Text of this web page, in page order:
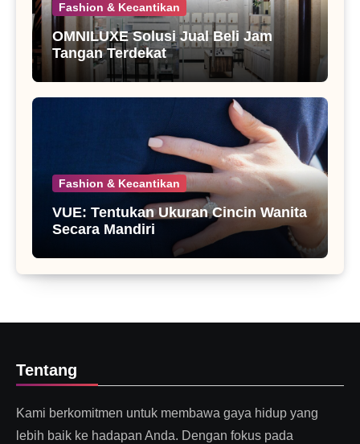
Fashion & Kecantikan
OMNILUXE Solusi Jual Beli Jam
Tangan Terdekat
Fashion & Kecantikan
VUE: Tentukan Ukuran Cincin Wanita
Secara Mandiri
Tentang
Kami berkomitmen untuk membawa gaya hidup yang
lebih baik ke hadapan Anda. Dengan fokus pada